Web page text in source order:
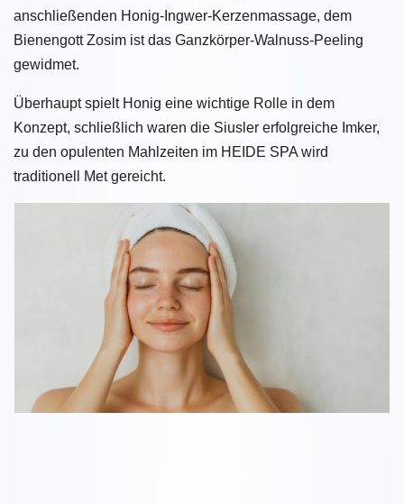
anschließenden Honig-Ingwer-Kerzenmassage, dem
Bienengott Zosim ist das Ganzkörper-Walnuss-Peeling
gewidmet.
Überhaupt spielt Honig eine wichtige Rolle in dem
Konzept, schließlich waren die Siusler erfolgreiche Imker,
zu den opulenten Mahlzeiten im HEIDE SPA wird
traditionell Met gereicht.